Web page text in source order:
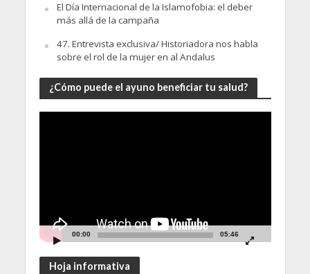
El Día Internacional de la Islamofobia: el deber
más allá de la campaña
47. Entrevista exclusiva/ Historiadora nos habla
sobre el rol de la mujer en al Andalus
¿Cómo puede el ayuno beneficiar tu salud?
00:00 05:46
Hoja informativa